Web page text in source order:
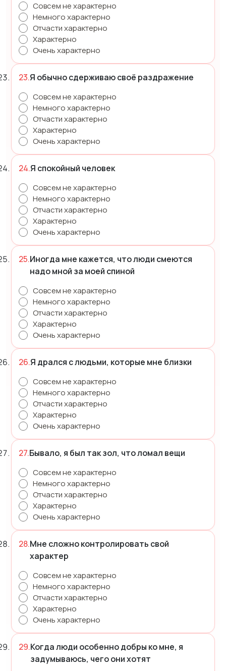
Совсем не характерно
Немного характерно
Отчасти характерно
Характерно
Очень характерно
Я обычно сдерживаю своё раздражение
Совсем не характерно
Немного характерно
Отчасти характерно
Характерно
Очень характерно
Я спокойный человек
Совсем не характерно
Немного характерно
Отчасти характерно
Характерно
Очень характерно
Иногда мне кажется, что люди смеются
надо мной за моей спиной
Совсем не характерно
Немного характерно
Отчасти характерно
Характерно
Очень характерно
Я дрался с людьми, которые мне близки
Совсем не характерно
Немного характерно
Отчасти характерно
Характерно
Очень характерно
Бывало, я был так зол, что ломал вещи
Совсем не характерно
Немного характерно
Отчасти характерно
Характерно
Очень характерно
Мне сложно контролировать свой
характер
Совсем не характерно
Немного характерно
Отчасти характерно
Характерно
Очень характерно
Когда люди особенно добры ко мне, я
задумываюсь, чего они хотят